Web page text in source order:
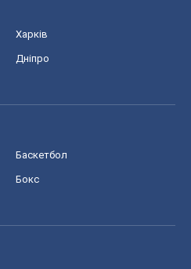
Харків
Дніпро
Баскетбол
Бокс